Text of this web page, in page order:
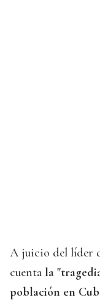
A juicio del líder
cuenta la
población en